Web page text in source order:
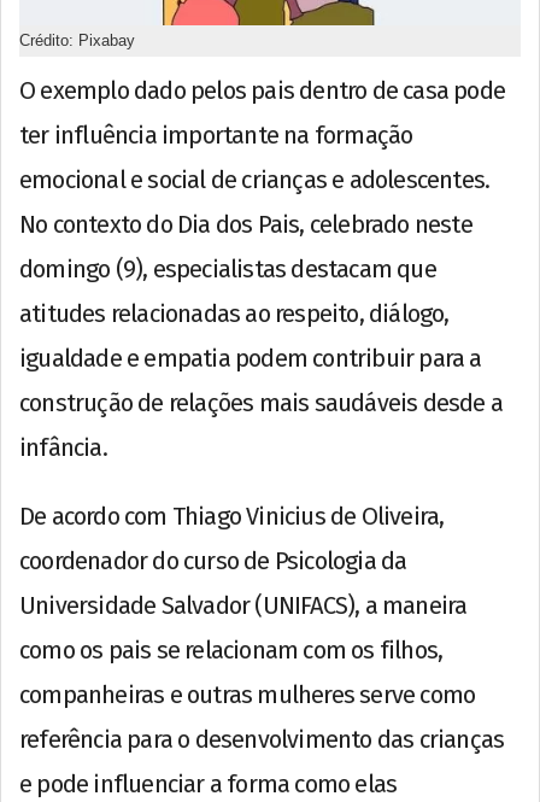
Crédito: Pixabay
O exemplo dado pelos pais dentro de casa pode
ter influência importante na formação
emocional e social de crianças e adolescentes.
No contexto do Dia dos Pais, celebrado neste
domingo (9), especialistas destacam que
atitudes relacionadas ao respeito, diálogo,
igualdade e empatia podem contribuir para a
construção de relações mais saudáveis desde a
infância.
De acordo com Thiago Vinicius de Oliveira,
coordenador do curso de Psicologia da
Universidade Salvador (UNIFACS), a maneira
como os pais se relacionam com os filhos,
companheiras e outras mulheres serve como
referência para o desenvolvimento das crianças
e pode influenciar a forma como elas